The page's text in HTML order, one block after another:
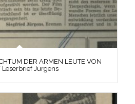
DER ARMEN LEUTE VON
Jürgens